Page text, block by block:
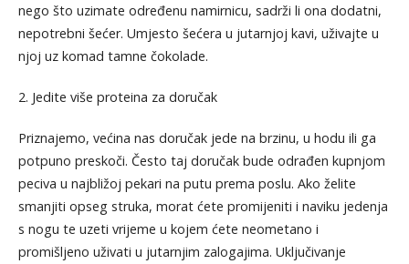
nego što uzimate određenu namirnicu, sadrži li ona dodatni,
nepotrebni šećer. Umjesto šećera u jutarnjoj kavi, uživajte u
njoj uz komad tamne čokolade.
2. Jedite više proteina za doručak
Priznajemo, većina nas doručak jede na brzinu, u hodu ili ga
potpuno preskoči. Često taj doručak bude odrađen kupnjom
peciva u najbližoj pekari na putu prema poslu. Ako želite
smanjiti opseg struka, morat ćete promijeniti i naviku jedenja
s nogu te uzeti vrijeme u kojem ćete neometano i
promišljeno uživati u jutarnjim zalogajima. Uključivanje